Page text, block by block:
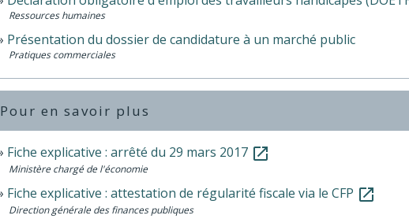
Ressources humaines
Présentation du dossier de candidature à un marché public
Pratiques commerciales
Pour en savoir plus
Fiche explicative : arrêté du 29 mars 2017 open_in_new
Ministère chargé de l'économie
Fiche explicative : attestation de régularité fiscale via le CFP open_in_new
Direction générale des finances publiques